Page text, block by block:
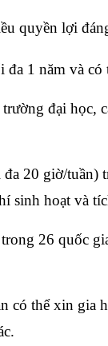
quyền lợi
1 năm và có
đại học,
20 giờ/tuần)
sinh hoạt và
26 quốc
có thể xin gia